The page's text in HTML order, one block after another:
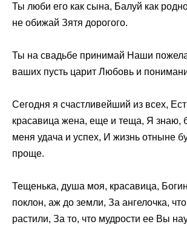
Ты люби его как сына, Балуй как
не обижай Зятя дорогого.
Ты на свадьбе принимай Наши
ваших пусть царит Любовь и
Сегодня я счастливейший из всех,
красавица жена, еще и теща, Я знаю,
меня удача и успех, И жизнь отныне
проще.
Тещенька, душа моя, красавица,
поклон, аж до земли, За ангелочка,
растили, За то, что мудрости ее Вы